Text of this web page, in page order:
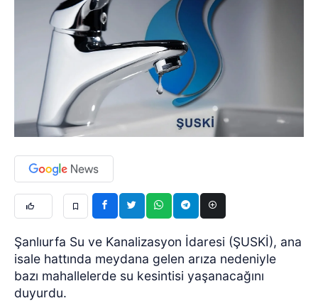
Şanlıurfa Su ve Kanalizasyon İdaresi (ŞUSKİ), ana
isale hattında meydana gelen arıza nedeniyle
bazı mahallelerde su kesintisi yaşanacağını
duyurdu.